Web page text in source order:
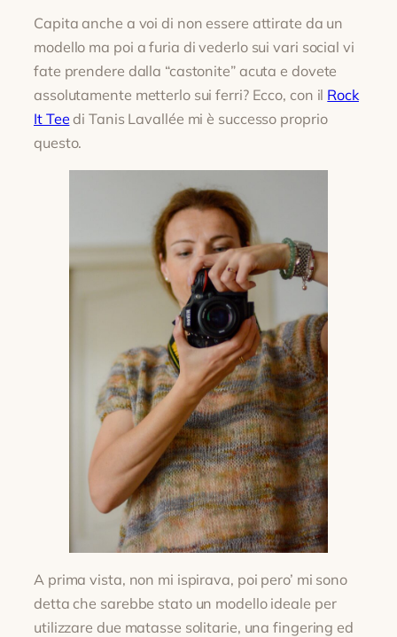
Capita anche a voi di non essere attirate da un
modello ma poi a furia di vederlo sui vari social vi
fate prendere dalla “castonite” acuta e dovete
assolutamente metterlo sui ferri? Ecco, con il Rock
It Teedi Tanis Lavallée mi è successo proprio
questo.
A prima vista, non mi ispirava, poi pero’ mi sono
detta che sarebbe stato un modello ideale per
utilizzare due matasse solitarie, una fingering ed